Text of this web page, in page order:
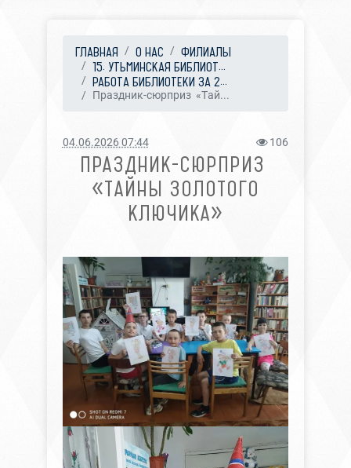
ГЛАВНАЯ О НАС
ФИЛИАЛЫ
15. УТЬМИНСКАЯ БИБЛИОТ...
РАБОТА БИБЛИОТЕКИ ЗА 2...
Праздник-сюрприз «Тай...
04.06.2026 07:44 106
ПРАЗДНИК-СЮРПРИЗ
«ТАЙНЫ ЗОЛОТОГО
КЛЮЧИКА»